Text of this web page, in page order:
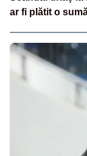
ar fi plătit o